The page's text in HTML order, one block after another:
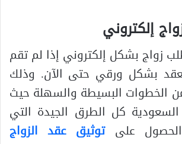
إلكتروني
زواج بشكل إلكتروني إذا لم تقم
بشكل ورقي حتى الآن. وذلك
الخطوات البسيطة والسهلة حيث
كل الطرق الجيدة التي
علىتوثيق عقد الزواج